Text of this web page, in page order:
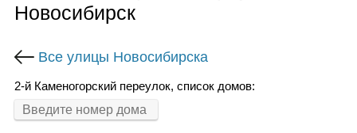
Новосибирск
Все улицы Новосибирска
2-й Каменогорский переулок, список домов: